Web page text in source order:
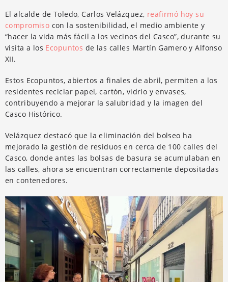
El alcalde de Toledo, Carlos Velázquez, reafirmó hoy su
compromiso con la sostenibilidad, el medio ambiente y
“hacer la vida más fácil a los vecinos del Casco”, durante su
visita a los Ecopuntos de las calles Martín Gamero y Alfonso
XII.
Estos Ecopuntos, abiertos a finales de abril, permiten a los
residentes reciclar papel, cartón, vidrio y envases,
contribuyendo a mejorar la salubridad y la imagen del
Casco Histórico.
Velázquez destacó que la eliminación del bolseo ha
mejorado la gestión de residuos en cerca de 100 calles del
Casco, donde antes las bolsas de basura se acumulaban en
las calles, ahora se encuentran correctamente depositadas
en contenedores.